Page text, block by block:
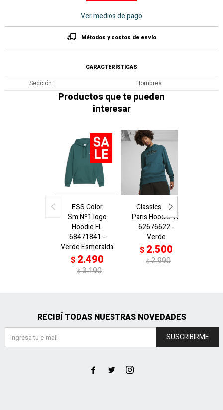
Ver medios de pago
Métodos y costos de envío
CARACTERÍSTICAS
Sección Hombres
Productos que te pueden
interesar
ESS Color
Sm.Nº1 logo
Hoodie FL
68471841 -
Verde Esmeralda
$ 2.490
$3.190
Classics Play
Paris Hoodie TR
62676622 -
Verde
$ 2.500
$2.990
RECIBÍ TODAS NUESTRAS NOVEDADES
SUSCRIBIRME
  